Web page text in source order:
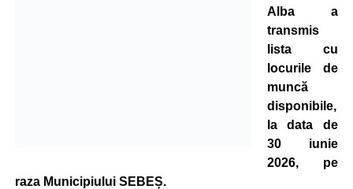
Alba a
transmis
lista cu
locurile de
muncă
disponibile,
la data de
30 iunie
2026, pe
raza Municipiului SEBEȘ.